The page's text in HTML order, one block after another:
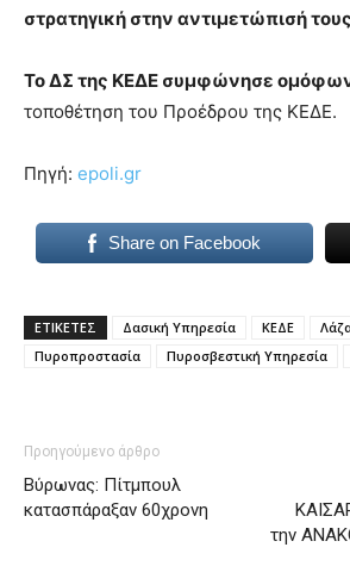
στρατηγική στην αντιμετώπισή
Το ΔΣ της ΚΕΔΕ συμφώνησε
τοποθέτηση του Προέδρου της ΚΕΔΕ.
Πηγή: epoli.gr
Share on Facebook
ΕΤΙΚΕΤΕΣ Δασική Υπηρεσία ΚΕΔΕ
Πυροπροστασία
Πυροσβεστική Υπηρεσία
Προηγούμενο άρθρο
Βύρωνας: Πίτμπουλ
κατασπάραξαν 60χρονη
την